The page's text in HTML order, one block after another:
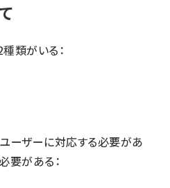
類がいる：
ーザーに対応する必要があ
要がある：